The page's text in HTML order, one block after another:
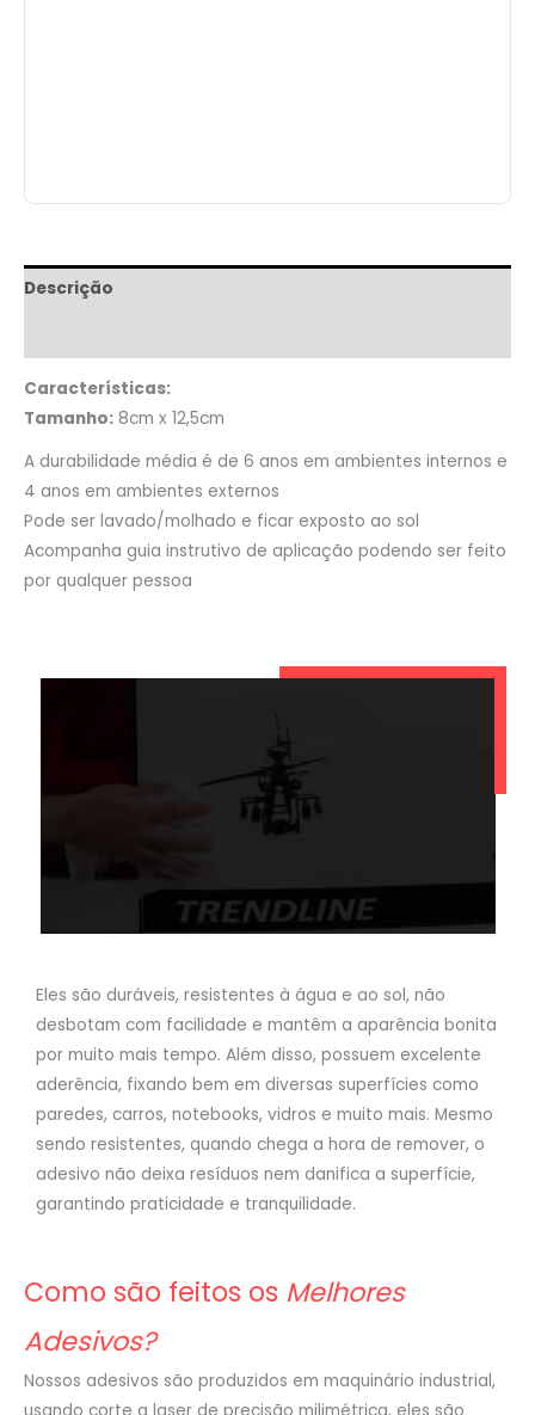
Descrição
Características:
Tamanho: 8cm x 12,5cm
A durabilidade média é de 6 anos em ambientes internos e
4 anos em ambientes externos
Pode ser lavado/molhado e ficar exposto ao sol
Acompanha guia instrutivo de aplicação podendo ser feito
por qualquer pessoa
Eles são duráveis, resistentes à água e ao sol, não
desbotam com facilidade e mantêm a aparência bonita
por muito mais tempo. Além disso, possuem excelente
aderência, fixando bem em diversas superfícies como
paredes, carros, notebooks, vidros e muito mais. Mesmo
sendo resistentes, quando chega a hora de remover, o
adesivo não deixa resíduos nem danifica a superfície,
garantindo praticidade e tranquilidade.
Como são feitos os Melhores
Adesivos?
Nossos adesivos são produzidos em maquinário industrial,